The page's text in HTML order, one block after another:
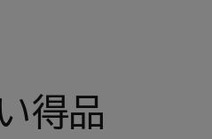
得品